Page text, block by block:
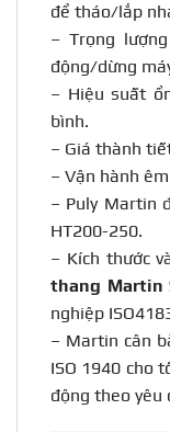
để tháo/lắp
– Trọng
động/dừng
– Hiệu suất
bình.
– Giá thành
– Vận hành
– Puly Martin
HT200-250.
– Kích thước
thang Martin
nghiệp
– Martin cân
ISO 1940 cho
động theo yêu